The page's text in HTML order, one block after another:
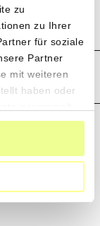
zu
zu Ihrer
für soziale
Partner
mit weiteren
haben oder
deine